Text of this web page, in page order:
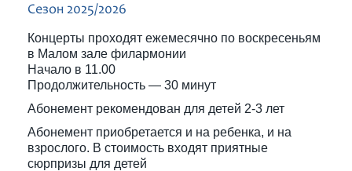
Сезон 2025/2026
Концерты проходят ежемесячно по воскресеньям
в Малом зале филармонии
Начало в 11.00
Продолжительность — 30 минут
Абонемент рекомендован для детей 2-3 лет
Абонемент приобретается и на ребенка, и на
взрослого. В стоимость входят приятные
сюрпризы для детей